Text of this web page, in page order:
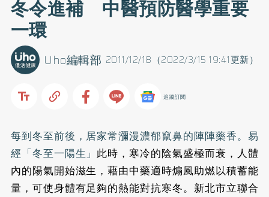
冬令進補 中醫預防醫學重要
一環
2011/12/18（2022/3/15 19:41更新）
Uho編輯部
追蹤訂閱
每到冬至前後，居家常瀰漫濃郁竄鼻的陣陣藥香。易
經「冬至一陽生」此時，寒冷的陰氣盛極而衰，人體
內的陽氣開始滋生，藉由中藥適時煽風助燃以積蓄能
量，可使身體有足夠的熱能對抗寒冬。 新北市立聯合